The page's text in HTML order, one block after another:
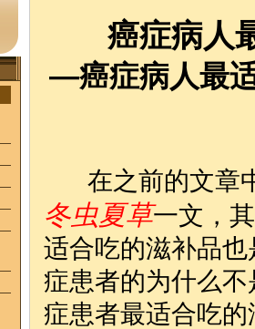
癌症病人
—癌症病人最
在之前的文章
冬虫夏草一文，
适合吃的滋补品
症患者的为什么
症患者最适合吃